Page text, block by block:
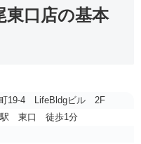
東口店の基本
町19-4 LifeBldgビル 2F
駅 東口 徒歩1分